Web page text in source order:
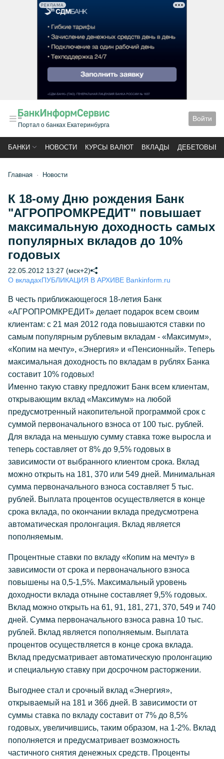
РЕКЛАМА
Портал о банках Екатеринбурга
Войти
БАНКИ НОВОСТИ КУРСЫ ВАЛЮТ ВКЛАДЫ ДЕБЕТОВЫЕ
Главная Новости
К 18-ому Дню рождения Банк
"АГРОПРОМКРЕДИТ" повышает
максимальную доходность самых
популярных вкладов до 10%
годовых
22.05.2012 13:27 (мск+2)
О вкладахПУБЛИКАЦИЯ В АРХИВЕ Bankinform.ru
В честь приближающегося 18-летия Банк
«АГРОПРОМКРЕДИТ» делает подарок всем своим
клиентам: с 21 мая 2012 года повышаются ставки по
самым популярным рублевым вкладам - «Максимум»,
«Копим на мечту», «Энергия» и «Пенсионный». Теперь
максимальная доходность по вкладам в рублях Банка
составит 10% годовых!
Именно такую ставку предложит Банк всем клиентам,
открывающим вклад «Максимум» на любой
предусмотренный накопительной программой срок с
суммой первоначального взноса от 100 тыс. рублей.
Для вклада на меньшую сумму ставка тоже выросла и
теперь составляет от 8% до 9,5% годовых в
зависимости от выбранного клиентом срока. Вклад
можно открыть на 181, 370 или 549 дней. Минимальная
сумма первоначального взноса составляет 5 тыс.
рублей. Выплата процентов осуществляется в конце
срока вклада, по окончании вклада предусмотрена
автоматическая пролонгация. Вклад является
пополняемым.
Процентные ставки по вкладу «Копим на мечту» в
зависимости от срока и первоначального взноса
повышены на 0,5-1,5%. Максимальный уровень
доходности вклада отныне составляет 9,5% годовых.
Вклад можно открыть на 61, 91, 181, 271, 370, 549 и 740
дней. Сумма первоначального взноса равна 10 тыс.
рублей. Вклад является пополняемым. Выплата
процентов осуществляется в конце срока вклада.
Вклад предусматривает автоматическую пролонгацию
и специальную ставку при досрочном расторжении.
Выгоднее стал и срочный вклад «Энергия»,
открываемый на 181 и 366 дней. В зависимости от
суммы ставка по вкладу составит от 7% до 8,5%
годовых, увеличившись, таким образом, на 1-2%. Вклад
пополняется и предусматривает возможность
частичного снятия денежных средств. Проценты